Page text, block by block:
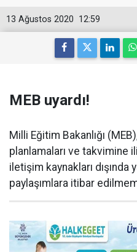
12:59
13 Ağustos 2020
MEB uyardı!
Milli Eğitim Bakanlığı
planlamaları ve takvimine
iletişim kaynakları dışında
paylaşımlara itibar